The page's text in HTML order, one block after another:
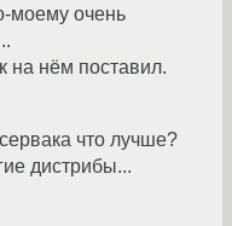
моему очень
на нём поставил.
что лучше?
дистрибы...